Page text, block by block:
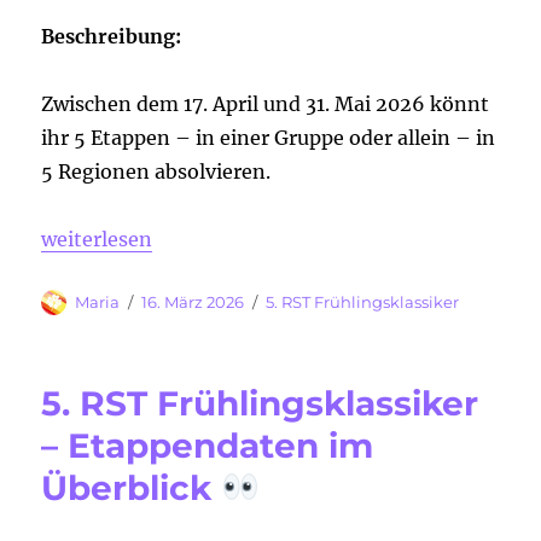
Beschreibung:
Zwischen dem 17. April und 31. Mai 2026 könnt
ihr 5 Etappen – in einer Gruppe oder allein – in
5 Regionen absolvieren.
„5. RST Frühlingsklassiker powered by geizhals.at
weiterlesen
Autor
Maria
Veröffentlicht
16. März 2026 Kategorien
5. RST Frühlingsklassiker
5. RST Frühlingsklassiker
– Etappendaten im
Überblick